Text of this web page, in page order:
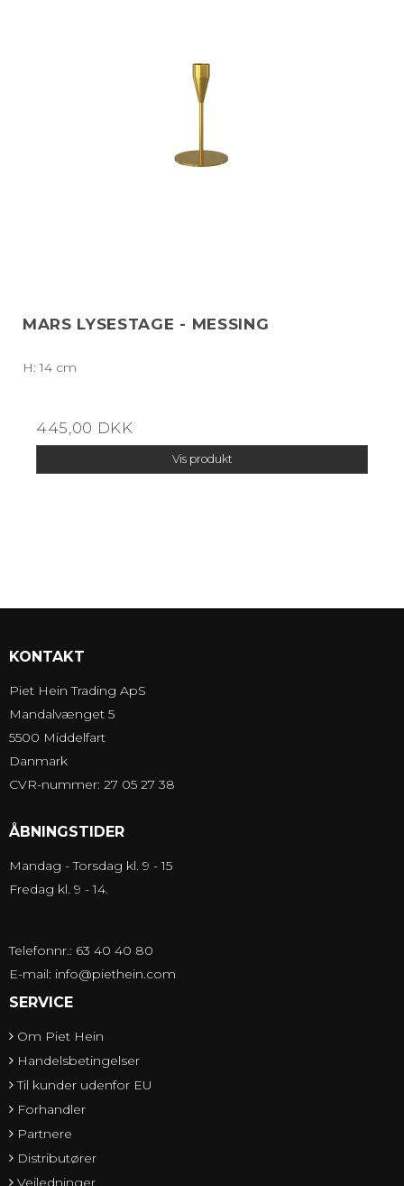
MARS LYSESTAGE - MESSING
H: 14 cm
445,00 DKK
Vis produkt
KONTAKT
Piet Hein Trading ApS
Mandalvænget 5
5500 Middelfart
Danmark
CVR-nummer: 27 05 27 38
ÅBNINGSTIDER
Mandag - Torsdag kl. 9 - 15
Fredag kl. 9 - 14.
Telefonnr.: 63 40 40 80
E-mail: info@piethein.com
SERVICE
Om Piet Hein
Handelsbetingelser
Til kunder udenfor EU
Forhandler
Partnere
Distributører